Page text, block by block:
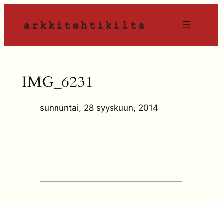
sisältöön
IMG_6231
sunnuntai, 28 syyskuun, 2014